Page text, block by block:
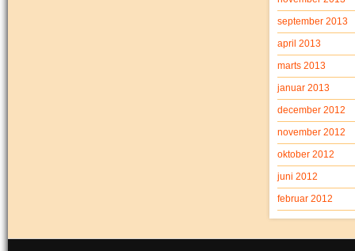
september 2013
april 2013
marts 2013
januar 2013
december 2012
november 2012
oktober 2012
juni 2012
februar 2012